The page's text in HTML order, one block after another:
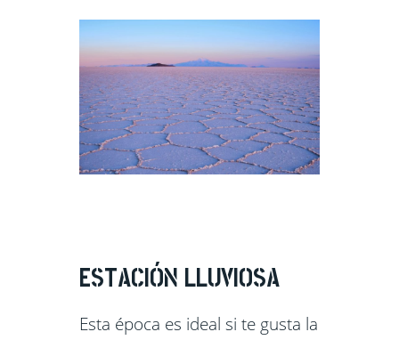
ESTACIÓN LLUVIOSA
Esta época es ideal si te gusta la